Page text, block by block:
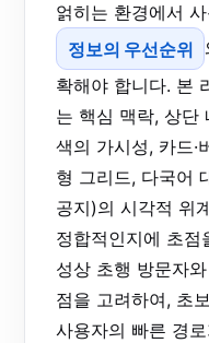
얽히는 환경에서
정보의 우선순위
확해야 합니다. 본
는 핵심 맥락, 상단
색의 가시성, 카드·
형 그리드, 다국어
공지)의 시각적 위
정합적인지에 초점
성상 초행 방문자
점을 고려하여, 초
사용자의 빠른 경